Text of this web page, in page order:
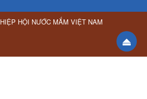
HIỆP HỘI NƯỚC MẮM VIỆT NAM